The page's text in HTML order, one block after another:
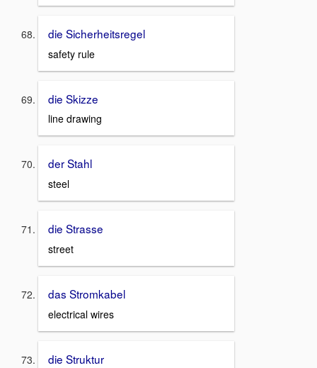
die Sicherheitsregel
safety rule
die Skizze
line drawing
der Stahl
steel
die Strasse
street
das Stromkabel
electrical wires
die Struktur